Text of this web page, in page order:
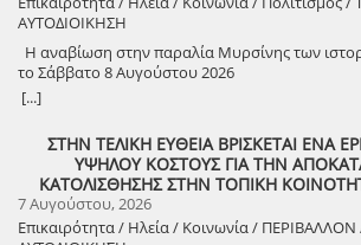
Σιάκκουλης, Πρόεδρος eco action Νεμούτας Θα
χοροί της Ηλείας από το Λύκειο Ελληνίδων
την πολιτιστική εκδήλωση είναι ελεύθερη.
εκδήλωσης, σας προσκαλούμε να
ζωντανή παραδοσιακή μουσική από τη
Λύσανδρου Παναγόπουλου, σε μια βραδιά
συμμετοχής στο γλέντι: 10 ευρώ ανά άτομο.
ΑΥΤΟΔΙΟΙΚΗΣΗ
Η αναβίωση στην παραλία Μυρσίνης των
το Σάββατο 8 Αυγούστου 2026
[...]
ΣΤΗΝ ΤΕΛΙΚΗ ΕΥΘΕΙΑ ΒΡΙΣΚΕΤΑΙ ΕΝΑ
ΥΨΗΛΟΥ ΚΟΣΤΟΥΣ ΓΙΑ ΤΗΝ
ΚΑΤΟΛΙΣΘΗΣΗΣ ΣΤΗΝ ΤΟΠΙΚΗ
7 Αυγούστου, 2026
Επικαιρότητα / Ηλεία / Κοινωνία /